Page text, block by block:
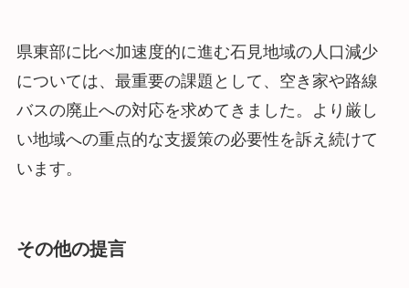
県東部に比べ加速度的に進む石見地域の人口減少
については、最重要の課題として、空き家や路線
バスの廃止への対応を求めてきました。より厳し
い地域への重点的な支援策の必要性を訴え続けて
います。
その他の提言